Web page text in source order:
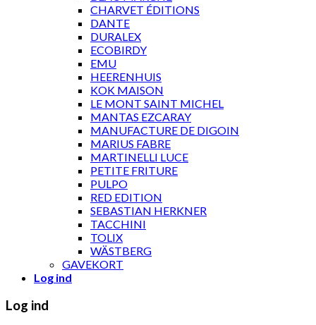
CHARVET ÉDITIONS
DANTE
DURALEX
ECOBIRDY
EMU
HEERENHUIS
KOK MAISON
LE MONT SAINT MICHEL
MANTAS EZCARAY
MANUFACTURE DE DIGOIN
MARIUS FABRE
MARTINELLI LUCE
PETITE FRITURE
PULPO
RED EDITION
SEBASTIAN HERKNER
TACCHINI
TOLIX
WÄSTBERG
GAVEKORT
Log ind
Log ind